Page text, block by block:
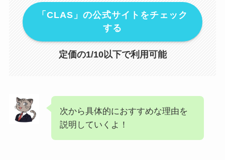
「CLAS」の公式サイトをチェック
する
定価の1/10以下で利用可能
次から具体的におすすめな理由を
説明していくよ！